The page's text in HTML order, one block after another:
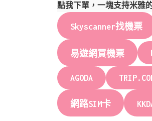
點我下單，一塊支持米雅
Skyscanner找機票
易遊網買機票
AGODA
網路SIM卡